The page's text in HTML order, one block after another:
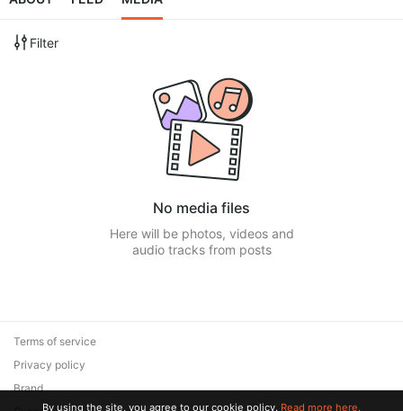
Filter
No media files
Here will be photos, videos and
audio tracks from posts
Terms of service
Privacy policy
Brand
By using the site, you agree to our cookie policy. Read more here.